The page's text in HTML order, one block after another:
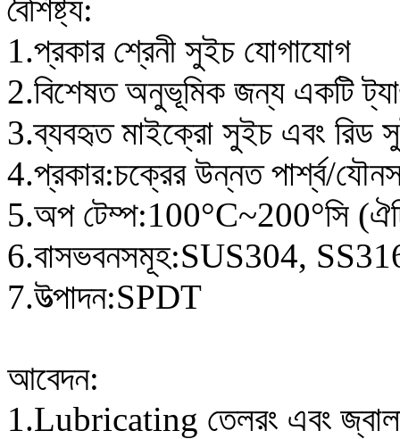
বৈশিষ্ট্য:
1.প্রকার শ্রেনী সুইচ যোগাযোগ
2.বিশেষত অনুভূমিক জন্য একটি
3.ব্যবহৃত মাইক্রো সুইচ এবং রিড
4.প্রকার:চক্রের উন্নত পার্শ্ব/
5.অপ টেম্প:100°C~200°সি
6.বাসভবনসমূহ:SUS304,
7.উত্পাদন:SPDT
আবেদন:
1.Lubricating তেলরং এবং